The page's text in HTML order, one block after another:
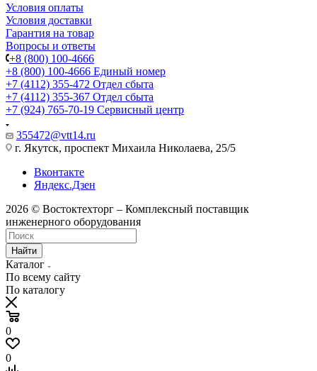
Условия оплаты
Условия доставки
Гарантия на товар
Вопросы и ответы
+8 (800) 100-4666
+8 (800) 100-4666 Единый номер
+7 (4112) 355-472 Отдел сбыта
+7 (4112) 355-367 Отдел сбыта
+7 (924) 765-70-19 Сервисный центр
355472@vtt14.ru
г. Якутск, проспект Михаила Николаева, 25/5
Вконтакте
Яндекс.Дзен
2026 © Востоктехторг – Комплексный поставщик
инженерного оборудования
Найти
Каталог
По всему сайту
По каталогу
0
0